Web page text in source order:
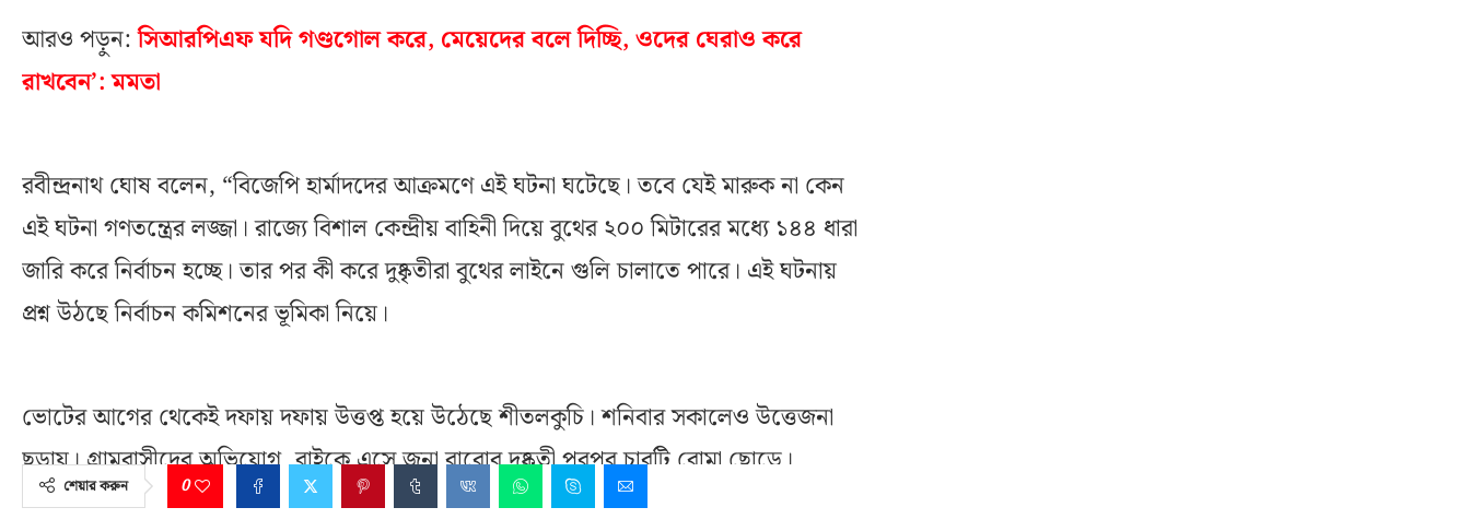
আরও পড়ুন:সিআরপিএফ যদি গণ্ডগোল করে, মেয়েদের বলে দিচ্ছি, ওদের ঘেরাও করে
রাখবেন’: মমতা
রবীন্দ্রনাথ ঘোষ বলেন, “বিজেপি হার্মাদদের আক্রমণে এই ঘটনা ঘটেছে। তবে যেই মারুক না কেন
এই ঘটনা গণতন্ত্রের লজ্জা। রাজ্যে বিশাল কেন্দ্রীয় বাহিনী দিয়ে বুথের ২০০ মিটারের মধ্যে ১৪৪ ধারা
জারি করে নির্বাচন হচ্ছে। তার পর কী করে দুষ্কৃতীরা বুথের লাইনে গুলি চালাতে পারে। এই ঘটনায়
প্রশ্ন উঠছে নির্বাচন কমিশনের ভূমিকা নিয়ে।
ভোটের আগের থেকেই দফায় দফায় উত্তপ্ত হয়ে উঠেছে শীতলকুচি। শনিবার সকালেও উত্তেজনা
ছড়ায়। গ্রামবাসীদের অভিযোগ, বাইকে এসে জনা বারোর দুষ্কৃতী পরপর চারটি বোমা ছোড়ে।
শেয়ার করুন 0